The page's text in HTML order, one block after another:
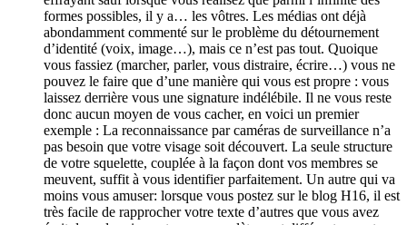
formes possibles, il y a… les vôtres. Les médias ont déjà
abondamment commenté sur le problème du détournement
d’identité (voix, image…), mais ce n’est pas tout. Quoique
vous fassiez (marcher, parler, vous distraire, écrire…) vous ne
pouvez le faire que d’une manière qui vous est propre : vous
laissez derrière vous une signature indélébile. Il ne vous reste
donc aucun moyen de vous cacher, en voici un premier
exemple : La reconnaissance par caméras de surveillance n’a
pas besoin que votre visage soit découvert. La seule structure
de votre squelette, couplée à la façon dont vos membres se
meuvent, suffit à vous identifier parfaitement. Un autre qui va
moins vous amuser: lorsque vous postez sur le blog H16, il est
très facile de rapprocher votre texte d’autres que vous avez